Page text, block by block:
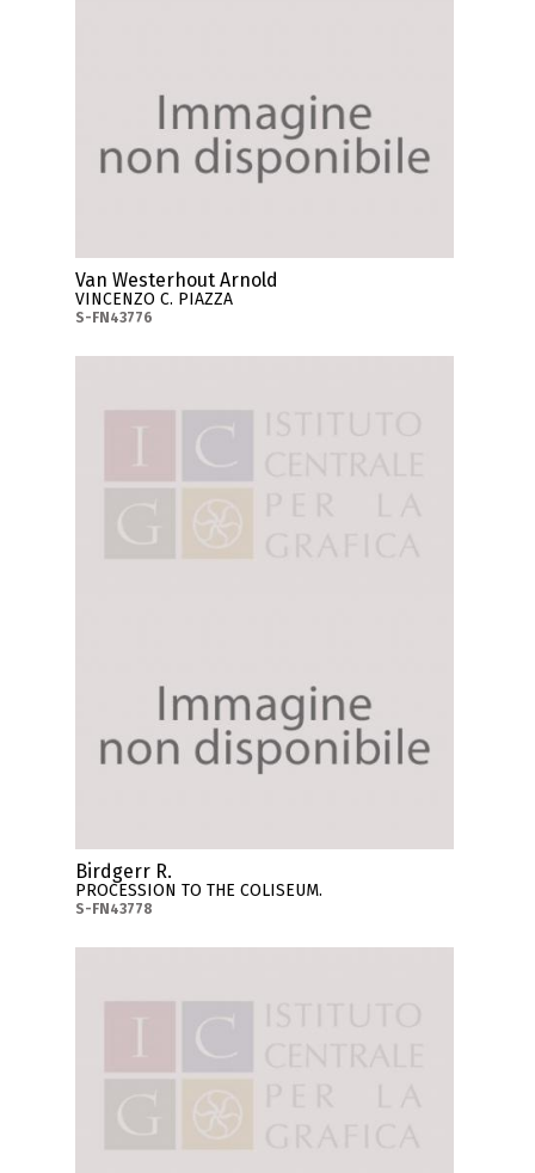
Van Westerhout Arnold
VINCENZO C. PIAZZA
S-FN43776
Birdgerr R.
PROCESSION TO THE COLISEUM.
S-FN43778